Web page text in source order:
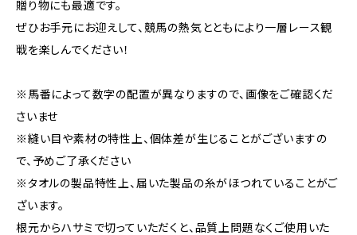
贈り物にも最適です。
ぜひお手元にお迎えして、競馬の熱気とともにより一層レース観
戦を楽しんでください！
※馬番によって数字の配置が異なりますので、画像をご確認くだ
さいませ
※縫い目や素材の特性上、個体差が生じることがございますの
で、予めご了承ください
※タオルの製品特性上、届いた製品の糸がほつれていることがご
ざいます。
根元からハサミで切っていただくと、品質上問題なくご使用いた